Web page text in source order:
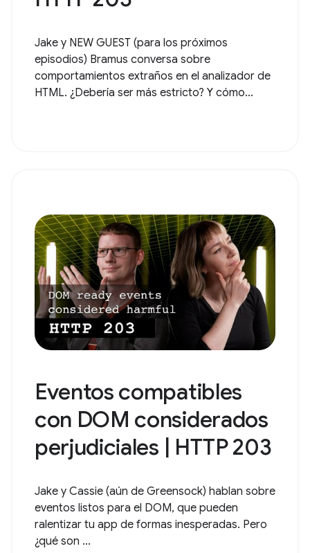
Jake y NEW GUEST (para los próximos
episodios) Bramus conversa sobre
comportamientos extraños en el analizador de
HTML. ¿Debería ser más estricto? Y cómo...
Eventos compatibles
con DOM considerados
perjudiciales | HTTP 203
Jake y Cassie (aún de Greensock) hablan sobre
eventos listos para el DOM, que pueden
ralentizar tu app de formas inesperadas. Pero
¿qué son ...